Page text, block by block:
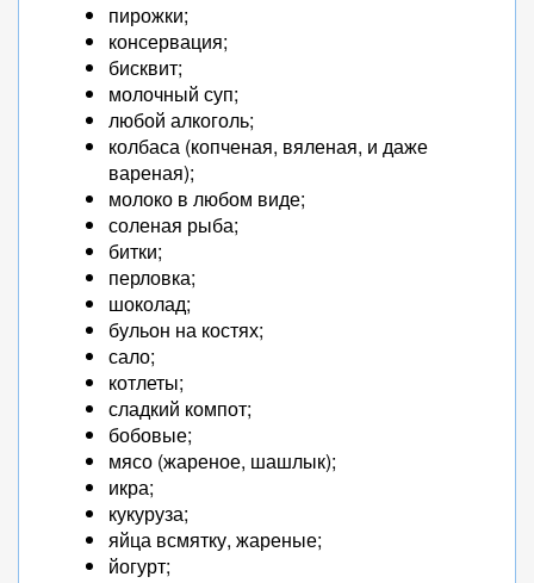
пирожки;
консервация;
бисквит;
молочный суп;
любой алкоголь;
колбаса (копченая, вяленая, и даже
вареная);
молоко в любом виде;
соленая рыба;
битки;
перловка;
шоколад;
бульон на костях;
сало;
котлеты;
сладкий компот;
бобовые;
мясо (жареное, шашлык);
икра;
кукуруза;
яйца всмятку, жареные;
йогурт;